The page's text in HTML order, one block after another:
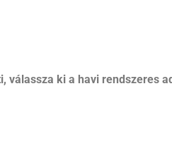
válassza ki a havi rendszeres